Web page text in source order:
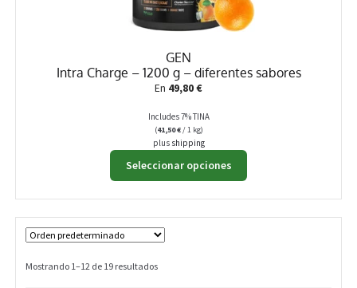
GEN
Intra Charge – 1200 g – diferentes sabores
En 49,80€
Includes 7% TINA
(41,50€/ 1 kg)
plus shipping
Seleccionar opciones
Este
producto
Mostrando 1–12 de 19 resultados